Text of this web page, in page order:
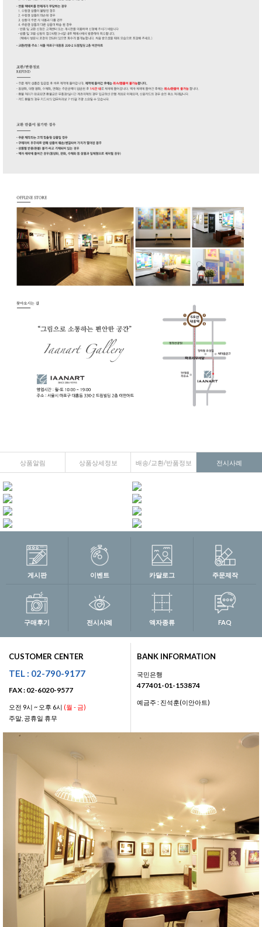
상품알림 상품상세정보 배송/교환/반품정보 전시사례
게시판 이벤트 카달로그 주문제작
구매후기 전시사례 액자종류 FAQ
CUSTOMER CENTER
TEL : 02-790-9177
FAX : 02-6020-9577
오전 9시 ~ 오후 6시 (월 - 금)
주말, 공휴일 휴무
BANK INFORMATION
국민은행
477401-01-153874
예금주 : 진석훈(이안아트)